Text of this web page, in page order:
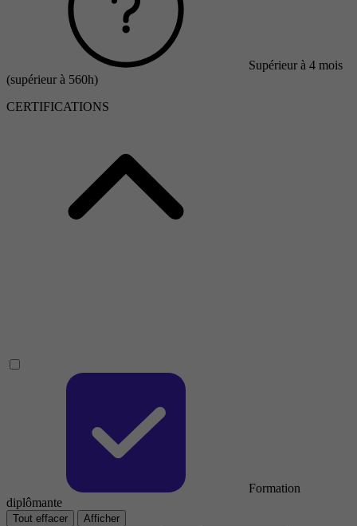
Supérieur à 4 mois
(supérieur à 560h)
CERTIFICATIONS
Formation
diplômante
Tout effacer Afficher